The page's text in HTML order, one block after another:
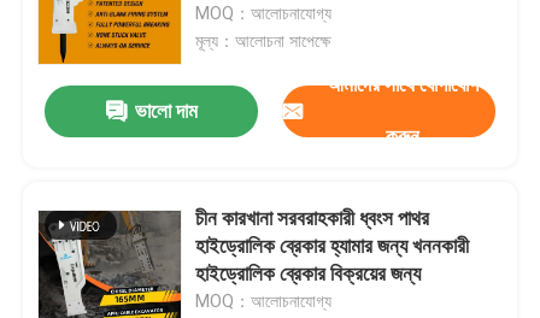
VR প্রদর্শন
আমাদের সম্পর্কে
মান নিয়ন্ত্রণ
MOQ：আলোচনাযোগ্য
মূল্য：আলোচনা সাপেক্ষে
ভালো দাম
আমাদের সাথে যোগাযোগ
করুন
চীন কারখানা সরবরাহকারী ধ্বংস পাথর
হাইড্রোলিক ব্রেকার হ্যামার জন্য খননকারী
হাইড্রোলিক ব্রেকার বিক্রয়ের জন্য
MOQ：আলোচনাযোগ্য